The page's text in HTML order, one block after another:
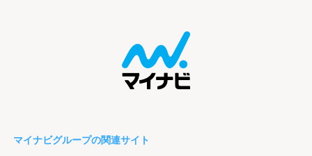
マイナビグループの関連サイト